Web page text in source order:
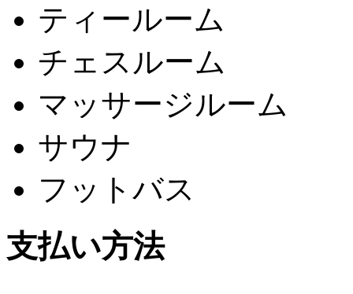
ティールーム
チェスルーム
マッサージルーム
サウナ
フットバス
支払い方法